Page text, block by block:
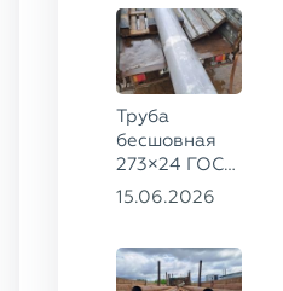
Труба
бесшовная
273×24 ГОСТ
9941-81 сталь
15.06.2026